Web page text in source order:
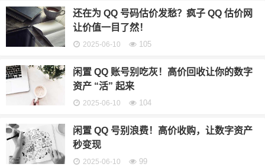
还在为 QQ 号码估价发愁？疯子 QQ 估价网
让价值一目了然！
2025-06-10 105
闲置 QQ 账号别吃灰！高价回收让你的数字
资产 “活” 起来
2025-06-10 104
闲置 QQ 号别浪费！高价收购，让数字资产
秒变现
2025-06-10 99